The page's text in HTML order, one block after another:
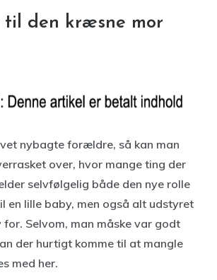
til den kræsne mor
nybagte forældre, så kan man
over, hvor mange ting der
selvfølgelig både den nye rolle
en lille baby, men også alt udstyret
for. Selvom, man måske var godt
der hurtigt komme til at mangle
med her.